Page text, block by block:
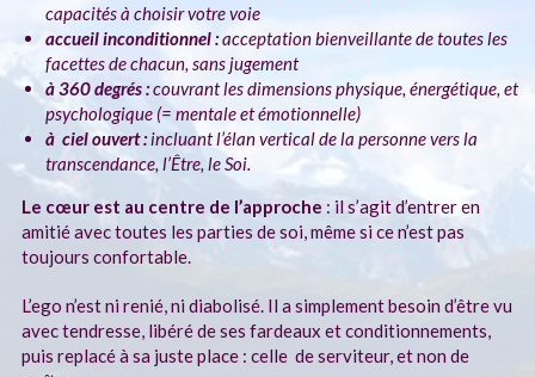
capacités à choisir votre voie
accueil inconditionnel :acceptation bienveillante de toutes les
facettes de chacun, sans jugement
à 360 degrés :couvrant les dimensions physique, énergétique, et
psychologique (= mentale et émotionnelle)
à ciel ouvert :incluant l’élan vertical de la personne vers la
transcendance, l’Être, le Soi.
Le cœur est au centre de l’approche : il s’agit d’entrer en
amitié avec toutes les parties de soi, même si ce n’est pas
toujours confortable.
L’ego n’est ni renié, ni diabolisé. Il a simplement besoin d’être vu
avec tendresse, libéré de ses fardeaux et conditionnements,
puis replacé à sa juste place : celle de serviteur, et non de